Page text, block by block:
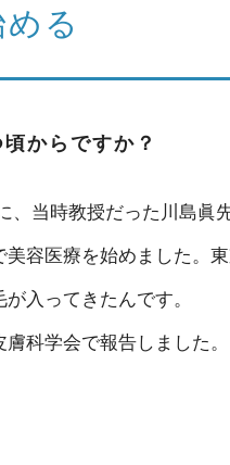
る
からですか？
、当時教授だった川島眞
容医療を始めました。
入ってきたんです。
科学会で報告しました